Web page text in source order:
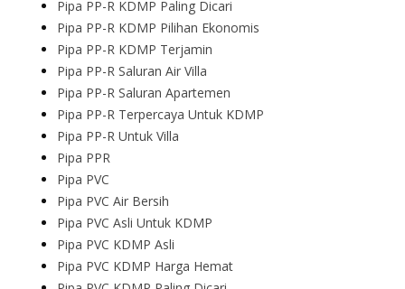
Pipa PP-R KDMP Paling Dicari
Pipa PP-R KDMP Pilihan Ekonomis
Pipa PP-R KDMP Terjamin
Pipa PP-R Saluran Air Villa
Pipa PP-R Saluran Apartemen
Pipa PP-R Terpercaya Untuk KDMP
Pipa PP-R Untuk Villa
Pipa PPR
Pipa PVC
Pipa PVC Air Bersih
Pipa PVC Asli Untuk KDMP
Pipa PVC KDMP Asli
Pipa PVC KDMP Harga Hemat